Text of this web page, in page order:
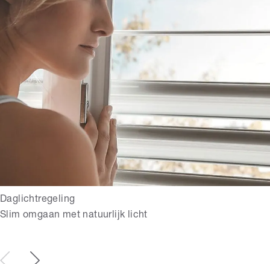
Daglichtregeling
Slim omgaan met natuurlijk licht